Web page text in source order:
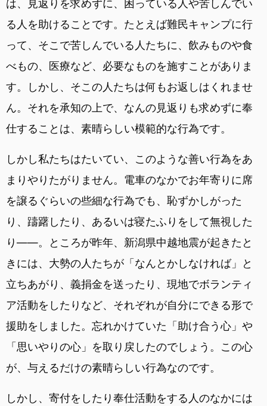
は、見返りを求めずに、困っている人や苦しんでい
る人を助けることです。たとえば難民キャンプに行
って、そこで苦しんでいる人たちに、飲みものや食
べもの、医療など、必要なものを施すことがありま
す。しかし、そこの人たちは何もお返しはくれませ
ん。それを承知の上で、なんの見返りも求めずに奉
仕することは、素晴らしい模範的な行為です。
しかし私たちはたいてい、このような善い行為をあ
まりやりたがりません。電車のなかでお年寄りに席
を譲るぐらいの些細な行為でも、恥ずかしがった
り、躊躇したり、あるいは寝たふりをして無視した
り――。ところが昨年、新潟県中越地震が起きたと
きには、大勢の人たちが「なんとかしなければ」と
立ちあがり、義捐金を送ったり、現地でボランティ
ア活動をしたりなど、それぞれが自分にできる形で
援助をしました。忘れかけていた「助け合う心」や
「思いやりの心」を取り戻したのでしょう。この心
が、与えるだけの素晴らしい行為なのです。
しかし、寄付をしたり奉仕活動をする人のなかには